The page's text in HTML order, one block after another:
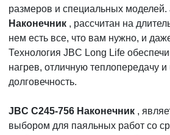
размеров и специальных моделей.
Наконечник , рассчитан на
нем есть все, что вам нужно, и
Технология JBC Long Life
нагрев, отличную теплопередачу
долговечность.
JBC C245-756 Наконечник ,
выбором для паяльных работ со